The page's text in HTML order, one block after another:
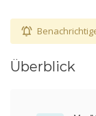
Überblick